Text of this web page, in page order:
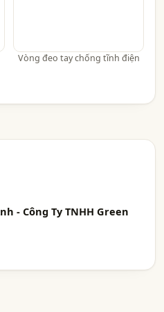
Vòng đeo tay chống tĩnh điện
- Công Ty TNHH Green